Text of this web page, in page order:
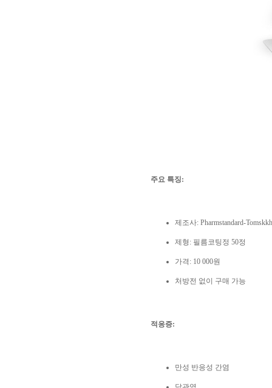
주요 특징:
제조사: Pharmstandard-
제형: 필름코팅정 50정
가격: 10 000원
처방전 없이 구매 가능
적응증:
만성 반응성 간염